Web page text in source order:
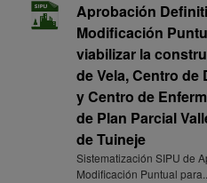
Aprobación
Modificación
viabilizar la
de Vela, Centro de
y Centro de
de Plan Parcial
de Tuineje
Sistematización SIPU de
Modificación Puntual